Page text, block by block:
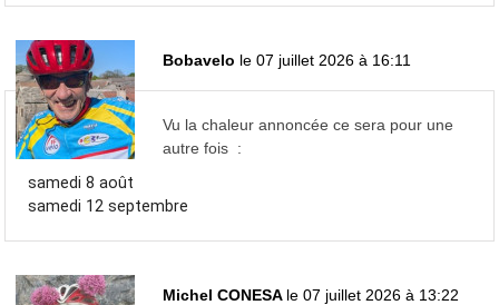
Bobavelo le 07 juillet 2026 à 16:11
Vu la chaleur annoncée ce sera pour une
autre fois :
samedi 8 août
samedi 12 septembre
Michel CONESA le 07 juillet 2026 à 13:22